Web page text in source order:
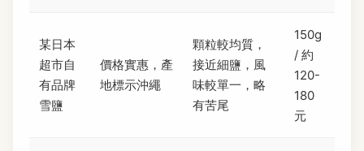
某日本
超市自
有品牌
雪鹽
價格實惠，產
地標示沖繩
顆粒較均質，
接近細鹽，風
味較單一，略
有苦尾
150g
/ 約
120-
180
元